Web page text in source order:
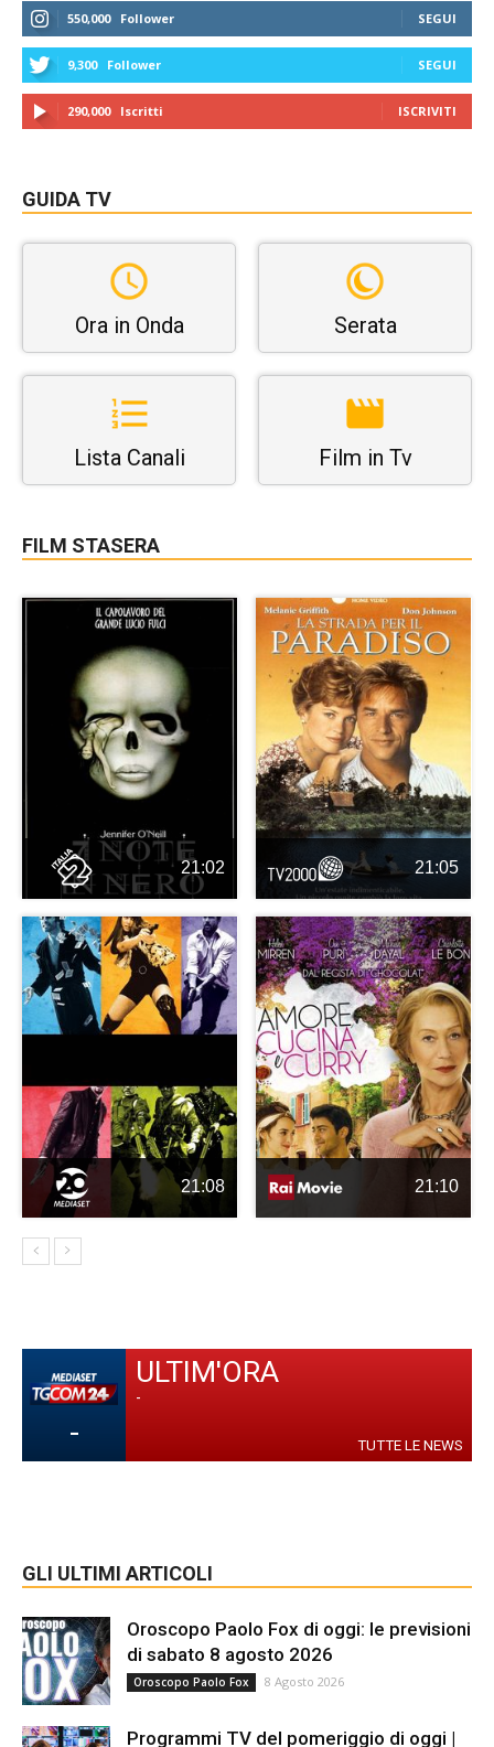
550,000 Follower SEGUI
9,300 Follower SEGUI
290,000 Iscritti ISCRIVITI
GUIDA TV
Ora in Onda Serata
Lista Canali Film in Tv
FILM STASERA
21:02 21:05
21:08 21:10
-
ULTIM'ORA
-
TUTTE LE NEWS
GLI ULTIMI ARTICOLI
Oroscopo Paolo Fox di oggi: le previsioni
di sabato 8 agosto 2026
Oroscopo Paolo Fox 8 Agosto 2026
Programmi TV del pomeriggio di oggi |